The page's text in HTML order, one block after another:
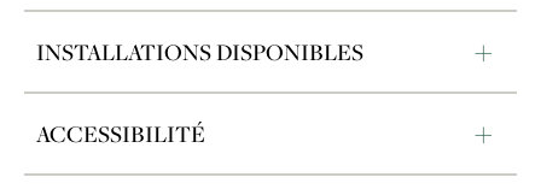
INSTALLATIONS DISPONIBLES
ACCESSIBILITÉ